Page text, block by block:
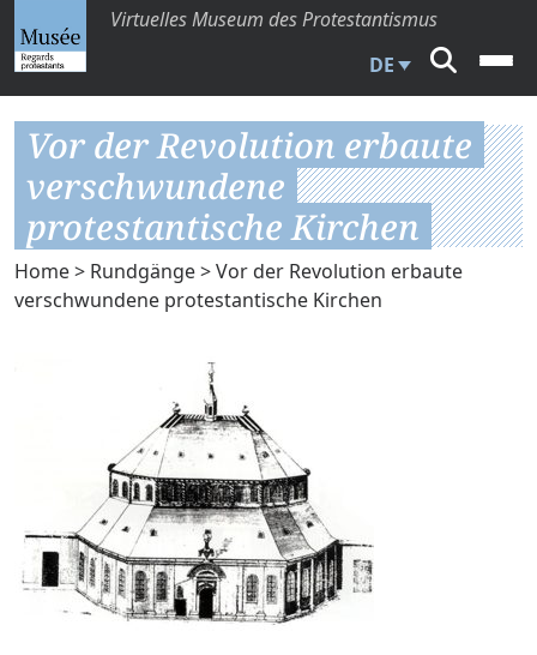
Virtuelles Museum des Protestantismus
DE
Vor der Revolution erbaute
verschwundene
protestantische Kirchen
Home> Rundgänge> Vor der Revolution erbaute
verschwundene protestantische Kirchen